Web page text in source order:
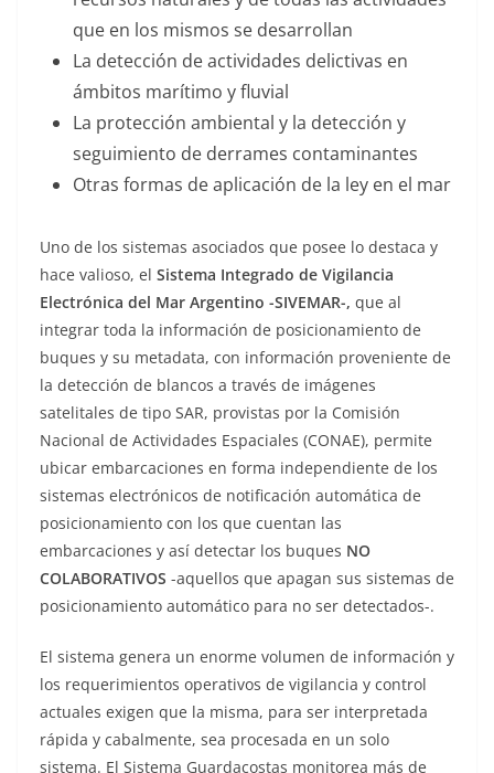
que en los mismos se desarrollan
La detección de actividades delictivas en
ámbitos marítimo y fluvial
La protección ambiental y la detección y
seguimiento de derrames contaminantes
Otras formas de aplicación de la ley en el mar
Uno de los sistemas asociados que posee lo destaca y
hace valioso, el Sistema Integrado de Vigilancia
Electrónica del Mar Argentino -SIVEMAR-, que al
integrar toda la información de posicionamiento de
buques y su metadata, con información proveniente de
la detección de blancos a través de imágenes
satelitales de tipo SAR, provistas por la Comisión
Nacional de Actividades Espaciales (CONAE), permite
ubicar embarcaciones en forma independiente de los
sistemas electrónicos de notificación automática de
posicionamiento con los que cuentan las
embarcaciones y así detectar los buques NO
COLABORATIVOS -aquellos que apagan sus sistemas de
posicionamiento automático para no ser detectados-.
El sistema genera un enorme volumen de información y
los requerimientos operativos de vigilancia y control
actuales exigen que la misma, para ser interpretada
rápida y cabalmente, sea procesada en un solo
sistema. El Sistema Guardacostas monitorea más de